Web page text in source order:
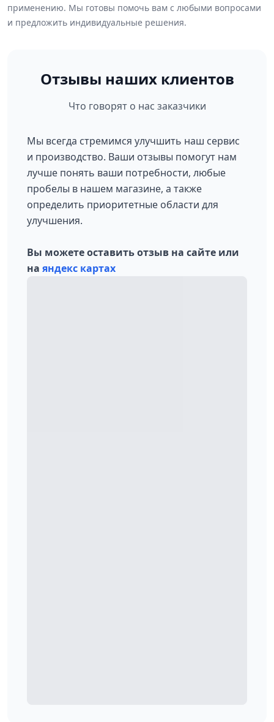
применению. Мы готовы помочь вам с любыми вопросами
и предложить индивидуальные решения.
Отзывы наших клиентов
Что говорят о нас заказчики
Мы всегда стремимся улучшить наш сервис
и производство. Ваши отзывы помогут нам
лучше понять ваши потребности, любые
пробелы в нашем магазине, а также
определить приоритетные области для
улучшения.
Вы можете оставить отзыв на сайте или
на яндекс картах